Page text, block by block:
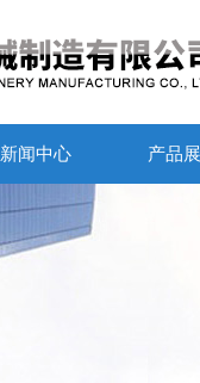
新闻中心 产品